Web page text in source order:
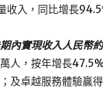
收入，同比增長
內實現收入人民
人，按年增長
及卓越服務體驗贏